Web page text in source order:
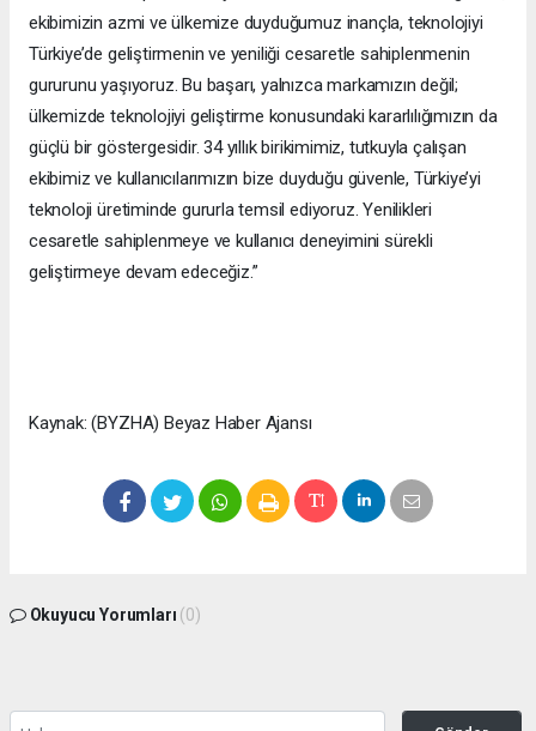
ekibimizin azmi ve ülkemize duyduğumuz inançla, teknolojiyi
Türkiye’de geliştirmenin ve yeniliği cesaretle sahiplenmenin
gururunu yaşıyoruz. Bu başarı, yalnızca markamızın değil;
ülkemizde teknolojiyi geliştirme konusundaki kararlılığımızın da
güçlü bir göstergesidir. 34 yıllık birikimimiz, tutkuyla çalışan
ekibimiz ve kullanıcılarımızın bize duyduğu güvenle, Türkiye’yi
teknoloji üretiminde gururla temsil ediyoruz. Yenilikleri
cesaretle sahiplenmeye ve kullanıcı deneyimini sürekli
geliştirmeye devam edeceğiz.”
Kaynak: (BYZHA) Beyaz Haber Ajansı
Okuyucu Yorumları (0)